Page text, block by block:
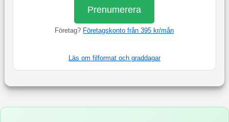
Prenumerera
Företag? Företagskonto från 395 kr/mån
Läs om filformat och graddagar